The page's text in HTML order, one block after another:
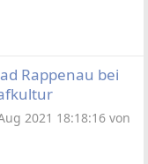
Rappenau bei
2021 18:18:16 von